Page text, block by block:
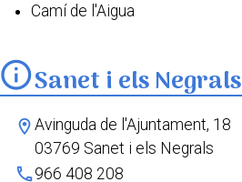
Camí de l'Aigua
infoSanet i els Negrals
location_onAvinguda de l'Ajuntament, 18
03769 Sanet i els Negrals
phone966 408 208